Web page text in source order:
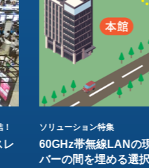
レ
ソリューション特集
60GHz帯無線LANの
バーの間を埋める選